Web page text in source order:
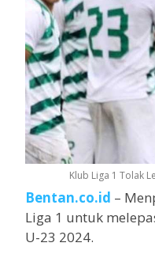
Klub Liga 1 Tolak
Bentan.co.id –
Liga 1 untuk
U-23 2024.